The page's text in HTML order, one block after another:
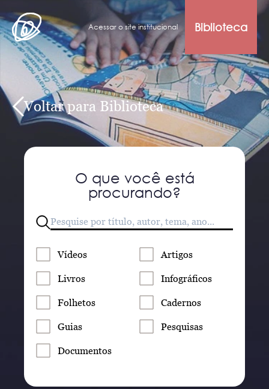
Acessar o site institucional Biblioteca
Voltar para Biblioteca
O que você está
procurando?
Vídeos Artigos
Livros Infográficos
Folhetos Cadernos
Guias Pesquisas
Documentos